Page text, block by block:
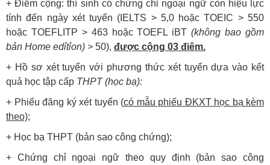
+ Điểm cộng: thí sinh có chứng chỉ ngoại ngữ còn hiệu lực
tính đến ngày xét tuyển (IELTS > 5,0 hoặc TOEIC > 550
hoặc TOEFLITP > 463 hoặc TOEFL iBT(không bao gồm
bản Home edỉtỉon) > 50), được cộng 03 điêm.
+ Hồ sơ xét tuyển với phương thức xét tuyển dựa vào kết
quả học tập cấp THPT (học bạ):
+ Phiếu đăng ký xét tuyển (có mẫu phiếu ĐKXT học bạ kèm
theo);
+ Học bạ THPT (bản sao công chứng);
+ Chứng chỉ ngoại ngữ theo quy định (bản sao công